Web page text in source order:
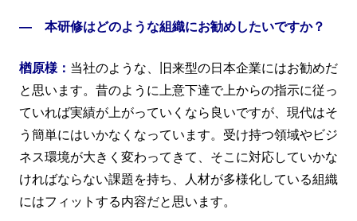
― 本研修はどのような組織にお勧めしたいですか？
楢原様： 当社のような、旧来型の日本企業にはお勧めだ
と思います。昔のように上意下達で上からの指示に従っ
ていれば実績が上がっていくなら良いですが、現代はそ
う簡単にはいかなくなっています。受け持つ領域やビジ
ネス環境が大きく変わってきて、そこに対応していかな
ければならない課題を持ち、人材が多様化している組織
にはフィットする内容だと思います。